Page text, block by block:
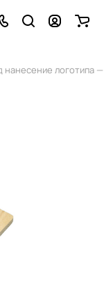
нанесение логотипа